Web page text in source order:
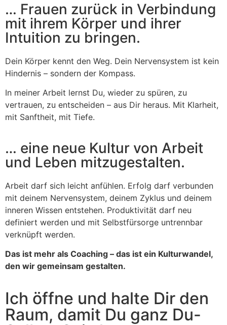
… Frauen zurück in Verbindung
mit ihrem Körper und ihrer
Intuition zu bringen.
Dein Körper kennt den Weg. Dein Nervensystem ist kein
Hindernis – sondern der Kompass.
In meiner Arbeit lernst Du, wieder zu spüren, zu
vertrauen, zu entscheiden – aus Dir heraus. Mit Klarheit,
mit Sanftheit, mit Tiefe.
… eine neue Kultur von Arbeit
und Leben mitzugestalten.
Arbeit darf sich leicht anfühlen. Erfolg darf verbunden
mit deinem Nervensystem, deinem Zyklus und deinem
inneren Wissen entstehen. Produktivität darf neu
definiert werden und mit Selbstfürsorge untrennbar
verknüpft werden.
Das ist mehr als Coaching – das ist ein Kulturwandel,
den wir gemeinsam gestalten.
Ich öffne und halte Dir den
Raum, damit Du ganz Du-